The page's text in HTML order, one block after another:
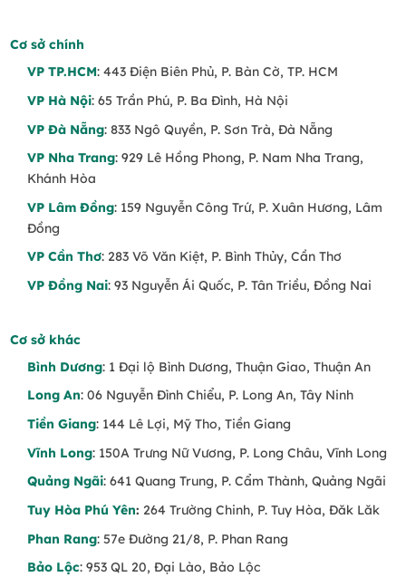
Tại Trạm Hoa, bộ sưu tập
Hoa Valentine 14/2
được thiết kế dành riêng cho ngày lễ tình nhân,
với đa dạng phong cách từ ngọt ngào, lãng mạn
đến tinh tế, sang trọng. Mỗi thiết kế đều được
chăm chút kỹ lưỡng từ màu sắc, chất liệu hoa
đến cách bó và thông điệp đi kèm, giúp bạn dễ
dàng chọn được món quà phù hợp cho người
yêu, vợ/chồng hoặc người thương thầm kín.
Cơ sở chính
VP TP.HCM: 443 Điện Biên Phủ, P. Bàn Cờ, TP. HCM
VP Hà Nội: 65 Trần Phú, P. Ba Đình, Hà Nội
VP Đà Nẵng: 833 Ngô Quyền, P. Sơn Trà, Đà Nẵng
VP Nha Trang: 929 Lê Hồng Phong, P. Nam Nha Trang,
Khánh Hòa
VP Lâm Đồng: 159 Nguyễn Công Trứ, P. Xuân Hương, Lâm
Đồng
VP Cần Thơ: 283 Võ Văn Kiệt, P. Bình Thủy, Cần Thơ
VP Đồng Nai: 93 Nguyễn Ái Quốc, P. Tân Triều, Đồng Nai
Cơ sở khác
Bình Dương: 1 Đại lộ Bình Dương, Thuận Giao, Thuận An
Long An: 06 Nguyễn Đình Chiểu, P. Long An, Tây Ninh
Tiền Giang: 144 Lê Lợi, Mỹ Tho, Tiền Giang
Vĩnh Long: 150A Trưng Nữ Vương, P. Long Châu, Vĩnh Long
Quảng Ngãi: 641 Quang Trung, P. Cẩm Thành, Quảng Ngãi
Tuy Hòa Phú Yên: 264 Trường Chinh, P. Tuy Hòa, Đăk Lăk
Phan Rang: 57e Đường 21/8, P. Phan Rang
Bảo Lộc: 953 QL 20, Đại Lào, Bảo Lộc